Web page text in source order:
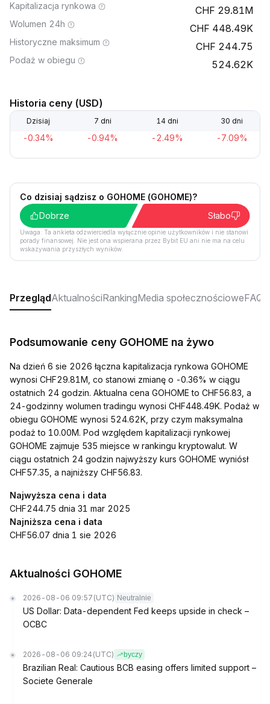
Kapitalizacja rynkowa 29.81M
Wolumen 24h 448.49K
Historyczne maksimum 244.75
Podaż w obiegu 524.62K
Historia ceny (USD)
Dzisiaj 7 dni 14 dni 30 dni
-0.34% -0.94% -2.49% -7.09%
Co dzisiaj sądzisz o GOHOME (GOHOME)?
Dobrze
Słabo
Uwaga: Ta ankieta odzwierciedla wyłącznie opinie użytkowników i nie stanowi
porady finansowej. Nie jest ona wspierana przez Bybit EU ani nie ma na celu
wskazywania przyszłych wyników.
PrzeglądAktualnościRankingMedia społecznościoweFAQ
Podsumowanie ceny GOHOME na żywo
Na dzień 6 sie 2026 łączna kapitalizacja rynkowa GOHOME
wynosi CHF29.81M, co stanowi zmianę o -0.36% w ciągu
ostatnich 24 godzin. Aktualna cena GOHOME to CHF56.83, a
24-godzinny wolumen tradingu wynosi CHF448.49K. Podaż w
obiegu GOHOME wynosi 524.62K, przy czym maksymalna
podaż to 10.00M. Pod względem kapitalizacji rynkowej
GOHOME zajmuje 535 miejsce w rankingu kryptowalut. W
ciągu ostatnich 24 godzin najwyższy kurs GOHOME wyniósł
CHF57.35, a najniższy CHF56.83.
Najwyższa cena i data
CHF244.75 dnia 31 mar 2025
Najniższa cena i data
CHF56.07 dnia 1 sie 2026
Aktualności GOHOME
2026-08-06 09:57 (UTC) Neutralnie
US Dollar: Data-dependent Fed keeps upside in check –
OCBC
2026-08-06 09:24 (UTC) byczy
Brazilian Real: Cautious BCB easing offers limited support –
Societe Generale